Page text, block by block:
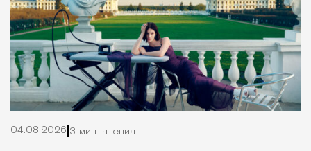
04.08.2026 3 мин. чтения